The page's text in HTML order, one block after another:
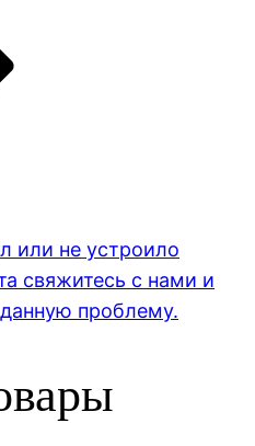
или не устроило
свяжитесь с нами и
проблему.